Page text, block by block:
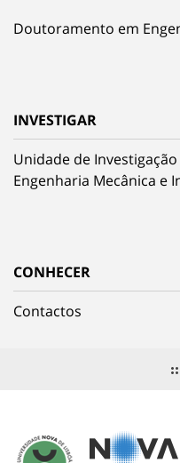
Doutoramento em
INVESTIGAR
Unidade de
Engenharia Mecânica e
CONHECER
Contactos